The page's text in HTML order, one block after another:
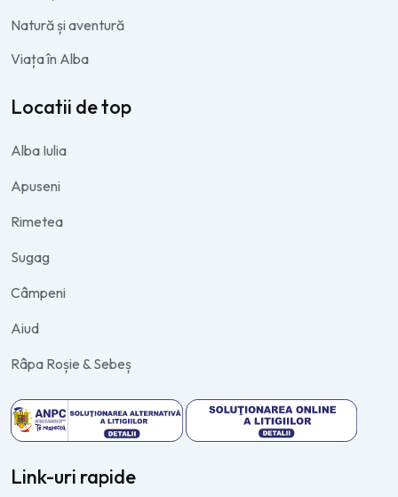
Natură și aventură
Viața în Alba
Locatii de top
Alba Iulia
Apuseni
Rimetea
Sugag
Câmpeni
Aiud
Râpa Roșie & Sebeș
Link-uri rapide